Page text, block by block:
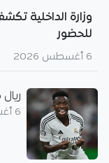
وزارة الداخلية
للحضور
6 أغسطس 2026
6 أغسطس 2026